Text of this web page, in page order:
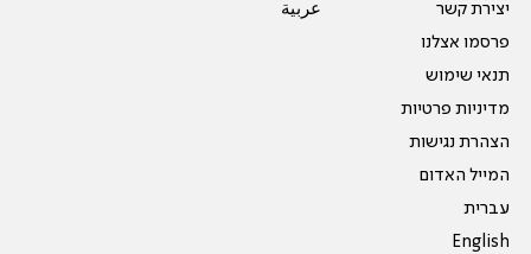
יצירת קשר
פרסמו אצלנו
תנאי שימוש
מדיניות פרטיות
הצהרת נגישות
המייל האדום
עברית
English
عربية